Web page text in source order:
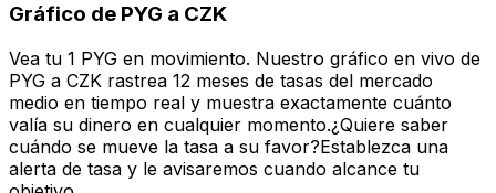
Gráfico de PYG a CZK
Vea tu 1 PYG en movimiento. Nuestro gráfico en vivo de
PYG a CZK rastrea 12 meses de tasas del mercado
medio en tiempo real y muestra exactamente cuánto
valía su dinero en cualquier momento.¿Quiere saber
cuándo se mueve la tasa a su favor?Establezca una
alerta de tasa y le avisaremos cuando alcance tu